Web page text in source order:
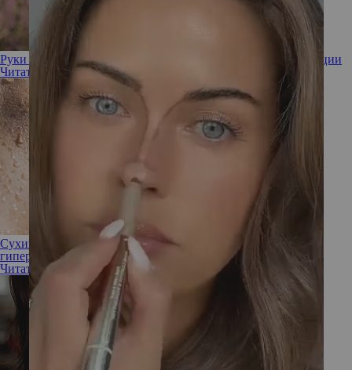
Руки вверх: как уберечь кожу подмышек от гиперпигментации
Читать полностью
Сухим из воды: 5 основных способов справиться с
гипергидрозом
Читать полностью